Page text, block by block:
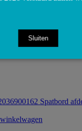
Spatbord
Sluiten